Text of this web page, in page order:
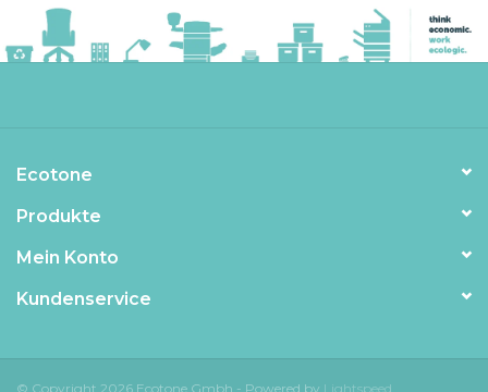
Ecotone
Produkte
Mein Konto
Kundenservice
© Copyright 2026 Ecotone Gmbh - Powered by Lightspeed